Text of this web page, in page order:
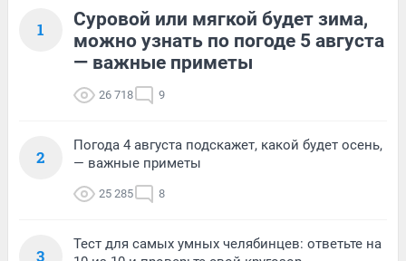
1
Суровой или мягкой будет зима,
можно узнать по погоде 5 августа
— важные приметы
26 718 9
2
Погода 4 августа подскажет, какой будет осень,
— важные приметы
25 285 8
3
Тест для самых умных челябинцев: ответьте на